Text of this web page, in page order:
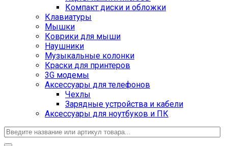
Компакт диски и обложки
Клавиатуры
Мышки
Коврики для мыши
Наушники
Музыкальные колонки
Краски для принтеров
3G модемы
Аксессуары для телефонов
Чехлы
Зарядные устройства и кабели
Аксессуары для ноутбуков и ПК